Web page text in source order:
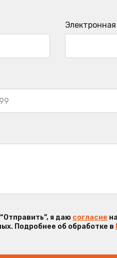
я даю согласие
Подробнее об обработке в